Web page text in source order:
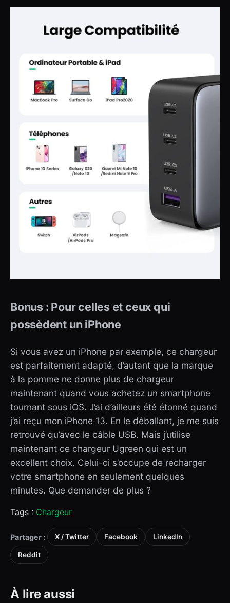
Bonus : Pour celles et ceux qui
possèdent un iPhone
Si vous avez un iPhone par exemple, ce chargeur
est parfaitement adapté, d’autant que la marque
à la pomme ne donne plus de chargeur
maintenant quand vous achetez un smartphone
tournant sous iOS. J’ai d’ailleurs été étonné quand
j’ai reçu mon iPhone 13. En le déballant, je me suis
retrouvé qu’avec le câble USB. Mais j’utilise
maintenant ce chargeur Ugreen qui est un
excellent choix. Celui-ci s’occupe de recharger
votre smartphone en seulement quelques
minutes. Que demander de plus ?
Tags : Chargeur
Partager : X / Twitter Facebook LinkedIn
Reddit
À lire aussi